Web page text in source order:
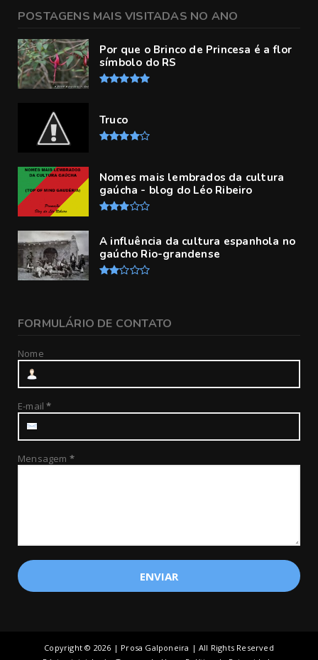
POSTAGENS MAIS VISITADAS NO ANO
Por que o Brinco de Princesa é a flor
símbolo do RS
Truco
Nomes mais lembrados da cultura
gaúcha - blog do Léo Ribeiro
A influência da cultura espanhola no
gaúcho Rio-grandense
FORMULÁRIO DE CONTATO
Nome
E-mail*
Mensagem *
Copyright © 2026 | Prosa Galponeira | All Rights Reserved